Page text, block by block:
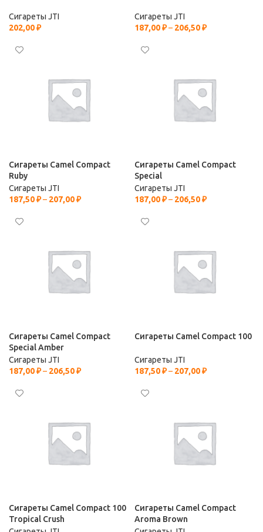
Сигареты JTI
202,00₽
Сигареты JTI
187,00₽– 206,50₽
Сигареты Camel Compact
Ruby
Сигареты JTI
187,50₽– 207,00₽
Сигареты Camel Compact
Special
Сигареты JTI
187,00₽– 206,50₽
Сигареты Camel Compact
Special Amber
Сигареты JTI
187,00₽– 206,50₽
Сигареты Camel Compact 100
Сигареты JTI
187,50₽– 207,00₽
Сигареты Camel Compact 100
Tropical Crush
Сигареты Camel Compact
Aroma Brown